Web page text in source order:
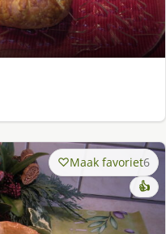
Maak favoriet6
👍